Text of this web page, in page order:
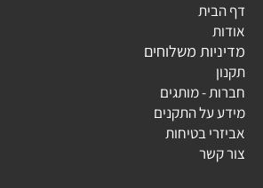
דף הבית
אודות
מדיניות משלוחים
תקנון
חברות - מותגים
מידע על התקנים
אביזרי בטיחות
צור קשר